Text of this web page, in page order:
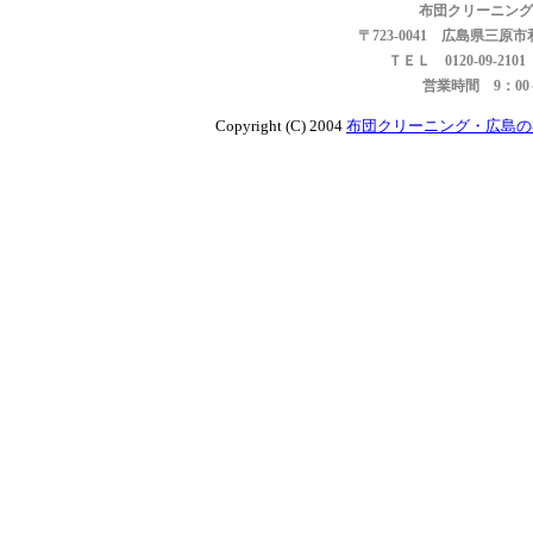
布団クリーニン
〒723-0041 広島県三原
ＴＥＬ 0120-09-
営業時間 9：
Copyright (C) 2004 布団クリーニング・広島